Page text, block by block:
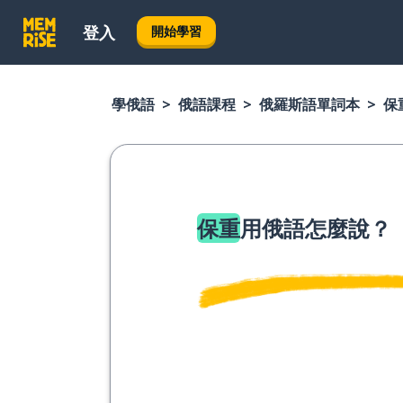
登入 開始學習
學俄語 俄語課程 俄羅斯語單詞本 保
保重用俄語怎麼說？